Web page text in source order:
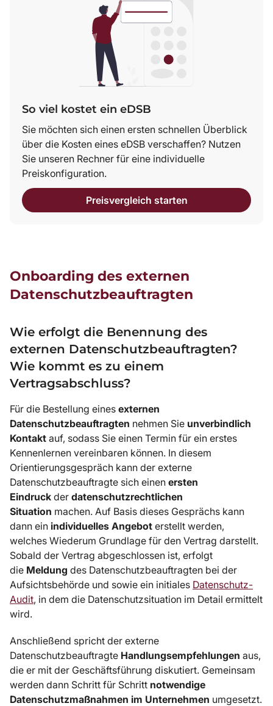
So viel kostet ein eDSB
Sie möchten sich einen ersten schnellen Überblick
über die Kosten eines eDSB verschaffen? Nutzen
Sie unseren Rechner für eine individuelle
Preiskonfiguration.
Preisvergleich starten
Onboarding des externen
Datenschutzbeauftragten
Wie erfolgt die Benennung des
externen Datenschutzbeauftragten?
Wie kommt es zu einem
Vertragsabschluss?
Für die Bestellung eines externen
Datenschutzbeauftragten nehmen Sie unverbindlich
Kontakt auf, sodass Sie einen Termin für ein erstes
Kennenlernen vereinbaren können. In diesem
Orientierungsgespräch kann der externe
Datenschutzbeauftragte sich einen ersten
Eindruck der datenschutzrechtlichen
Situation machen. Auf Basis dieses Gesprächs kann
dann ein individuelles Angebot erstellt werden,
welches Wiederum Grundlage für den Vertrag darstellt.
Sobald der Vertrag abgeschlossen ist, erfolgt
die Meldung des Datenschutzbeauftragten bei der
Aufsichtsbehörde und sowie ein initiales Datenschutz-
Audit, in dem die Datenschutzsituation im Detail ermittelt
wird.
Anschließend spricht der externe
Datenschutzbeauftragte Handlungsempfehlungen aus,
die er mit der Geschäftsführung diskutiert. Gemeinsam
werden dann Schritt für Schritt notwendige
Datenschutzmaßnahmen im Unternehmen umgesetzt.